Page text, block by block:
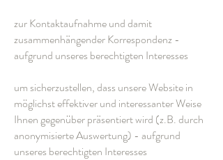
zur Kontaktaufnahme und damit
zusammenhängender Korrespondenz -
aufgrund unseres berechtigten Interesses
um sicherzustellen, dass unsere Website in
möglichst effektiver und interessanter Weise
Ihnen gegenüber präsentiert wird (z.B. durch
anonymisierte Auswertung) - aufgrund
unseres berechtigten Interesses